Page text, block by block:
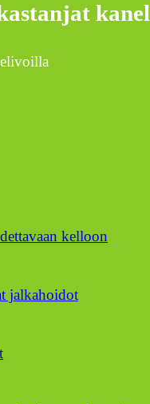
kelloon
jalkahoidot